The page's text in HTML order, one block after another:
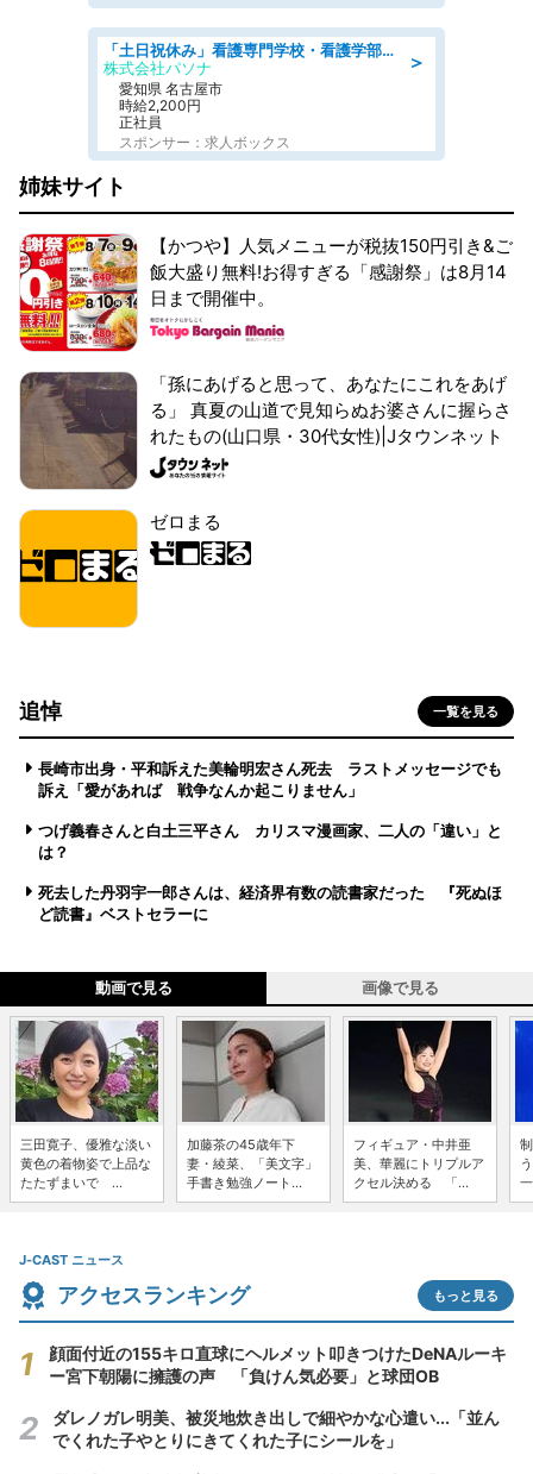
＞
「土日祝休み」看護専門学校・看護学部での教員業務/高時給/要資格:保健師、正看護師
株式会社パソナ
愛知県 名古屋市
時給2,200円
正社員
スポンサー：求人ボックス
姉妹サイト
【かつや】人気メニューが税抜150円引き&ご
飯大盛り無料!お得すぎる「感謝祭」は8月14
日まで開催中。
「孫にあげると思って、あなたにこれをあげ
る」 真夏の山道で見知らぬお婆さんに握らさ
れたもの(山口県・30代女性)|Jタウンネット
ゼロまる
追悼 一覧を見る
長崎市出身・平和訴えた美輪明宏さん死去 ラストメッセージでも
訴え「愛があれば 戦争なんか起こりません」
つげ義春さんと白土三平さん カリスマ漫画家、二人の「違い」と
は？
死去した丹羽宇一郎さんは、経済界有数の読書家だった 『死ぬほ
ど読書』ベストセラーに
動画で見る 画像で見る
三田寛子、優雅な淡い
黄色の着物姿で上品な
たたずまいで ...
加藤茶の45歳年下
妻・綾菜、「美文字」
手書き勉強ノート...
フィギュア・中井亜
美、華麗にトリプルア
クセル決める 「...
J-CAST ニュース
アクセスランキング もっと見る
顔面付近の155キロ直球にヘルメット叩きつけたDeNAルーキ
ー宮下朝陽に擁護の声 「負けん気必要」と球団OB
ダレノガレ明美、被災地炊き出しで細やかな心遣い...「並ん
でくれた子やとりにきてくれた子にシールを」